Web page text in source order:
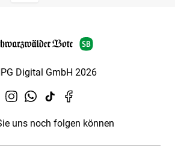
Digital GmbH 2026
uns noch folgen können